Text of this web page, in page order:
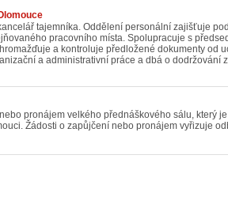
tajemníka. Oddělení personální zajišťuje
pracovního místa. Spolupracuje s
a kontroluje předložené dokumenty od
a administrativní práce a dbá o dodržování
pronájem velkého přednáškového sálu, který
Žádosti o zapůjčení nebo pronájem vyřizuje